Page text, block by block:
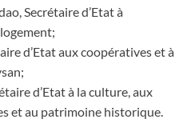
Secrétaire d’Etat à
d’Etat aux coopératives et à
d’Etat à la culture, aux
et au patrimoine historique.